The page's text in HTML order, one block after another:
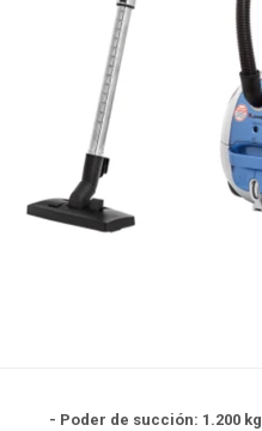
- Poder de succión: 1.200 kg